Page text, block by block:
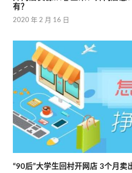
有？
2020 年 2 月 16 日
“90后”大学生回村开网店 3个月卖